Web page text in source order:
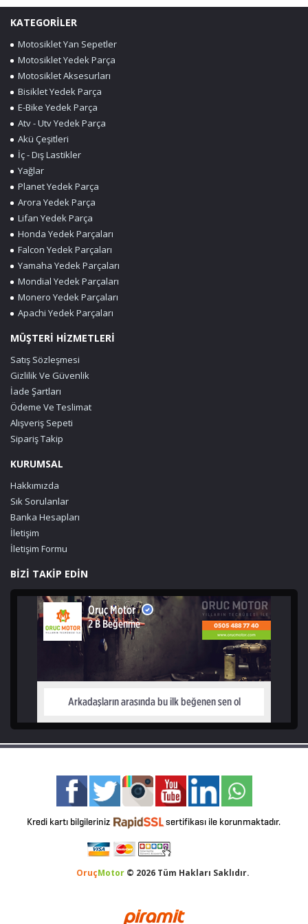
KATEGORİLER
Motosiklet Yan Sepetler
Motosiklet Yedek Parça
Motosiklet Aksesurları
Bisiklet Yedek Parça
E-Bike Yedek Parça
Atv - Utv Yedek Parça
Akü Çeşitleri
İç - Dış Lastikler
Yağlar
Planet Yedek Parça
Arora Yedek Parça
Lifan Yedek Parça
Honda Yedek Parçaları
Falcon Yedek Parçaları
Yamaha Yedek Parçaları
Mondial Yedek Parçaları
Monero Yedek Parçaları
Apachi Yedek Parçaları
MÜŞTERİ HİZMETLERİ
Satış Sözleşmesi
Gizlilik Ve Güvenlik
İade Şartları
Ödeme Ve Teslimat
Alışveriş Sepeti
Sipariş Takip
KURUMSAL
Hakkımızda
Sık Sorulanlar
Banka Hesapları
İletişim
İletişim Formu
BİZİ TAKİP EDİN
OruçMotor© 2026 Tüm Hakları Saklıdır.